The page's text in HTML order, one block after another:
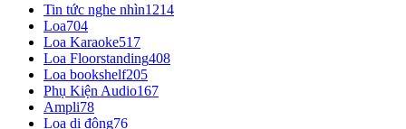
Tin tức nghe nhìn1214
Loa704
Loa Karaoke517
Loa Floorstanding408
Loa bookshelf205
Phụ Kiện Audio167
Ampli78
Loa di động76